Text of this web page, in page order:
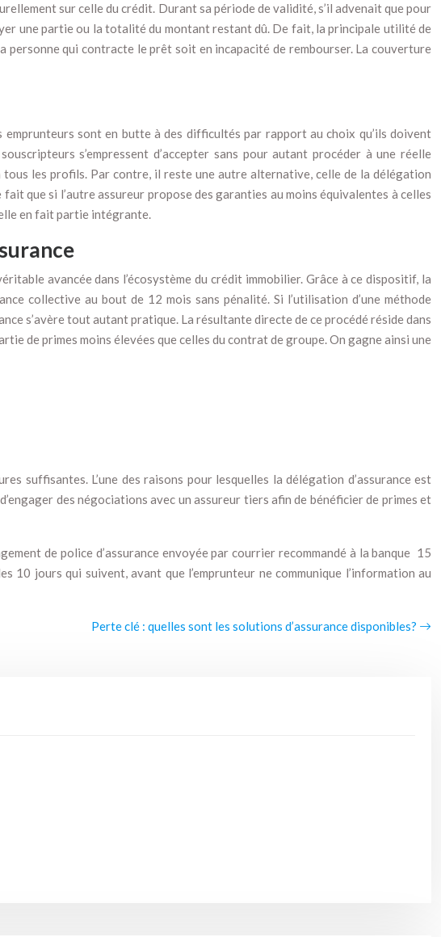
sur celle du crédit. Durant sa période de validité, s’il advenait que pour
une partie ou la totalité du montant restant dû. De fait, la principale utilité de
personne qui contracte le prêt soit en incapacité de rembourser. La couverture
emprunteurs sont en butte à des difficultés par rapport au choix qu’ils doivent
s’empressent d’accepter sans pour autant procéder à une réelle
les profils. Par contre, il reste une autre alternative, celle de la délégation
que si l’autre assureur propose des garanties au moins équivalentes à celles
en fait partie intégrante.
avancée dans l’écosystème du crédit immobilier. Grâce à ce dispositif, la
collective au bout de 12 mois sans pénalité. Si l’utilisation d’une méthode
s’avère tout autant pratique. La résultante directe de ce procédé réside dans
de primes moins élevées que celles du contrat de groupe. On gagne ainsi une
suffisantes. L’une des raisons pour lesquelles la délégation d’assurance est
des négociations avec un assureur tiers afin de bénéficier de primes et
de police d’assurance envoyée par courrier recommandé à la banque 15
10 jours qui suivent, avant que l’emprunteur ne communique l’information au
Perte clé : quelles sont les solutions d’assurance disponibles?